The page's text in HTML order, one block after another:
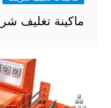
ماكينة تغليف